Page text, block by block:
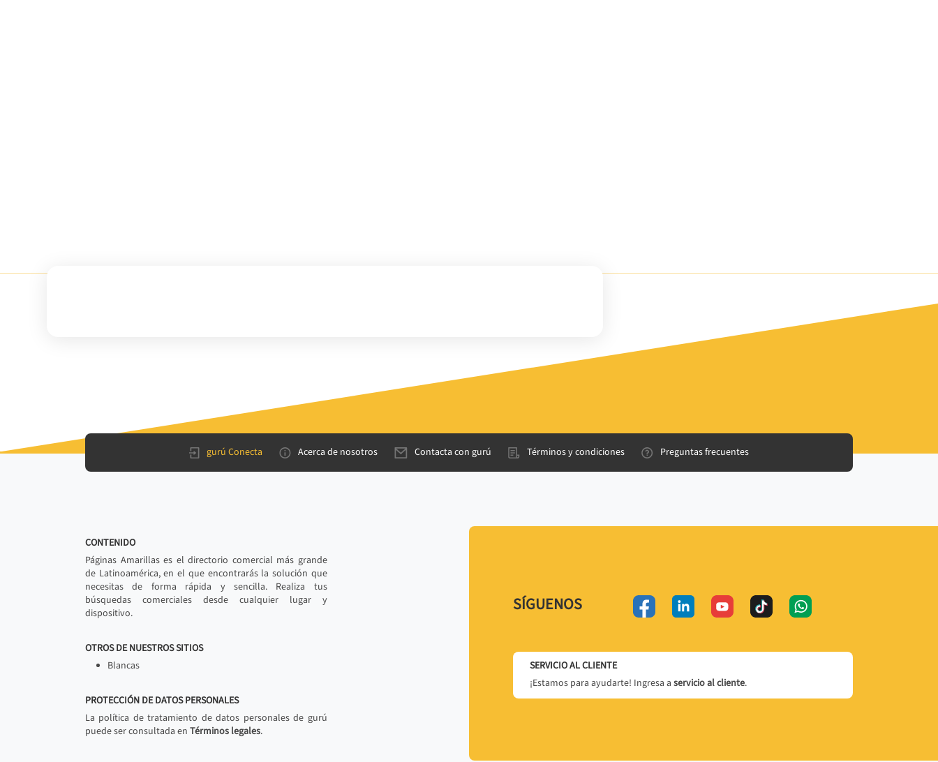
gurú Conecta Acerca de nosotros Contacta con gurú Términos y condiciones Preguntas frecuentes
CONTENIDO
Páginas Amarillas es el directorio comercial más grande
de Latinoamérica, en el que encontrarás la solución que
necesitas de forma rápida y sencilla. Realiza tus
búsquedas comerciales desde cualquier lugar y
dispositivo.
OTROS DE NUESTROS SITIOS
Blancas
PROTECCIÓN DE DATOS PERSONALES
La política de tratamiento de datos personales de gurú
puede ser consultada en Términos legales.
SÍGUENOS
SERVICIO AL CLIENTE
¡Estamos para ayudarte! Ingresa a servicio al cliente.